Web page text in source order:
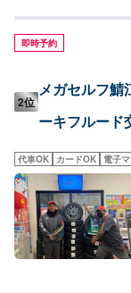
即時予約
2位
メガセルフ鯖
ーキフルード
代車OK カードOK 電子